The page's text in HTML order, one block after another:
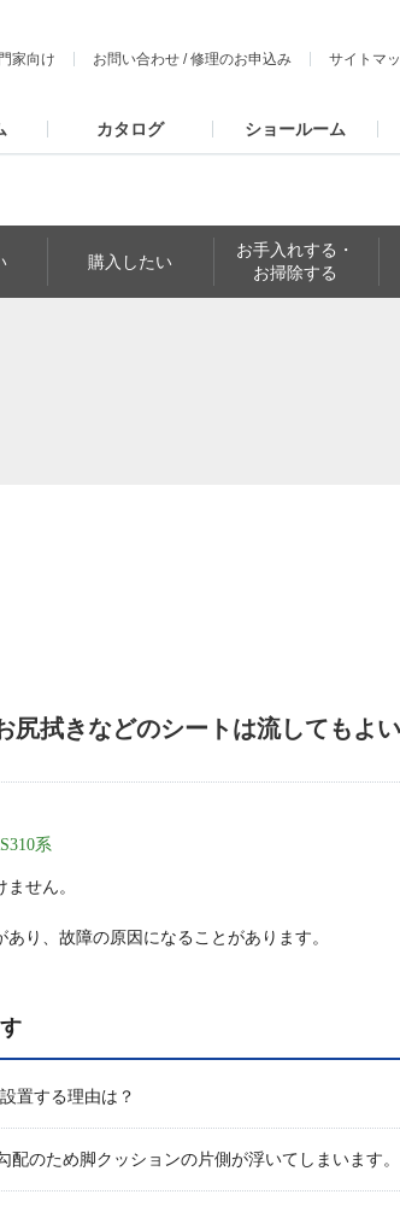
家向け お問い合わせ /修理のお申込み サイトマ
カタログ ショールーム
購入したい
お手入れする・
お掃除する
尻拭きなどのシートは流してもよ
系
せん。
り、故障の原因になることがあります。
置する理由は？
のため脚クッションの片側が浮いてしまいます。